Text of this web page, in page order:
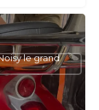
le grand